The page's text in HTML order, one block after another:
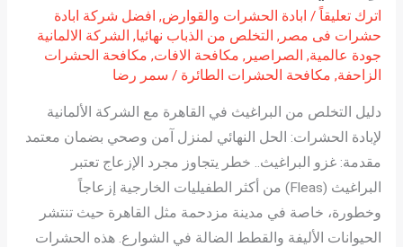
اترك تعليقاً / ابادة الحشرات والقوارض, افضل شركة ابادة
حشرات فى مصر , التخلص من الذباب نهائيا, الشركة الالمانية
جودة عالمية, الصراصير , مكافحة الافات, مكافحة الحشرات
الزاحفة, مكافحة الحشرات الطائرة / سمر رضا
دليل التخلص من البراغيث في القاهرة مع الشركة الألمانية
لإبادة الحشرات: الحل النهائي لمنزل آمن وصحي بضمان معتمد
مقدمة: غزو البراغيث.. خطر يتجاوز مجرد الإزعاج تعتبر
البراغيث (Fleas) من أكثر الطفيليات الخارجية إزعاجاً
وخطورة، خاصة في مدينة مزدحمة مثل القاهرة حيث تنتشر
الحيوانات الأليفة والقطط الضالة في الشوارع. هذه الحشرات
آمن
وصحي
بضمان